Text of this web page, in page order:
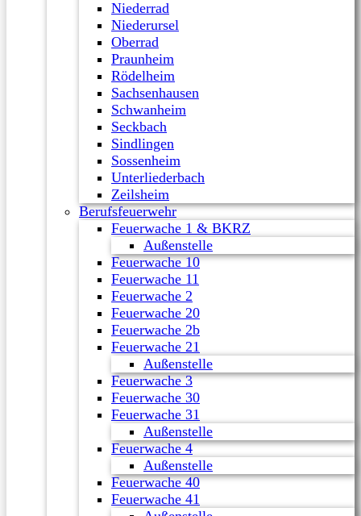
Niederrad
Niederursel
Oberrad
Praunheim
Rödelheim
Sachsenhausen
Schwanheim
Seckbach
Sindlingen
Sossenheim
Unterliederbach
Zeilsheim
Berufsfeuerwehr
Feuerwache 1 & BKRZ
Außenstelle
Feuerwache 10
Feuerwache 11
Feuerwache 2
Feuerwache 20
Feuerwache 2b
Feuerwache 21
Außenstelle
Feuerwache 3
Feuerwache 30
Feuerwache 31
Außenstelle
Feuerwache 4
Außenstelle
Feuerwache 40
Feuerwache 41